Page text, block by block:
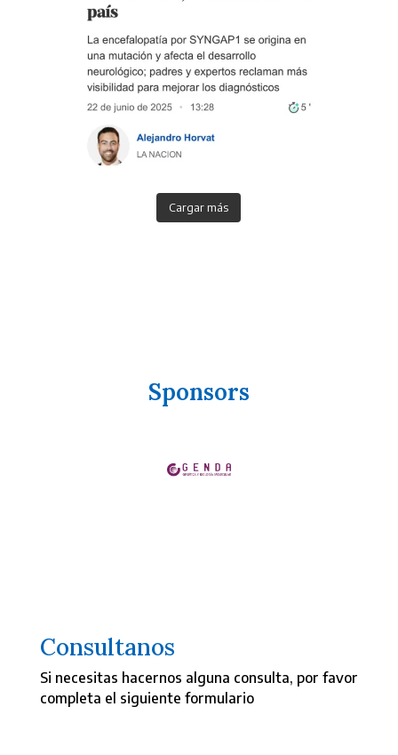
Cargar más
Sponsors
Consultanos
Si necesitas hacernos alguna consulta, por favor
completa el siguiente formulario